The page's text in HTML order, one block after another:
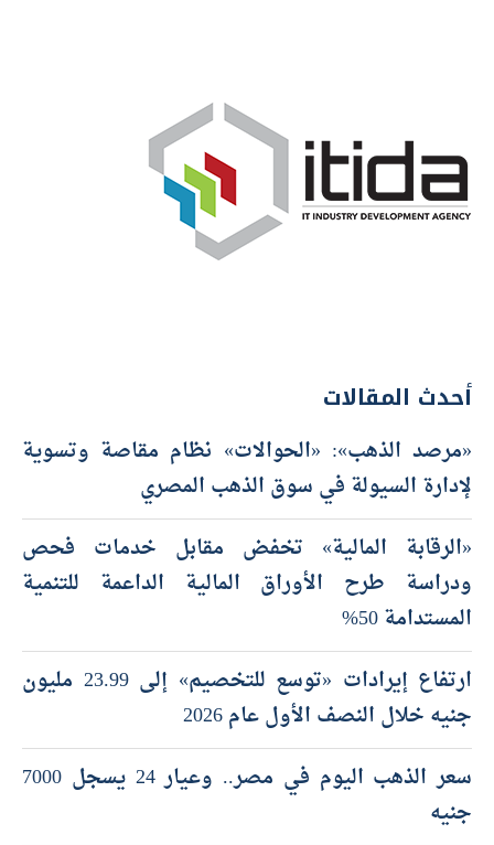
أحدث المقالات
«مرصد الذهب»: «الحوالات» نظام مقاصة وتسوية
لإدارة السيولة في سوق الذهب المصري
«الرقابة المالية» تخفض مقابل خدمات فحص
ودراسة طرح الأوراق المالية الداعمة للتنمية
المستدامة 50%
ارتفاع إيرادات «توسع للتخصيم» إلى 23.99 مليون
جنيه خلال النصف الأول عام 2026
سعر الذهب اليوم في مصر.. وعيار 24 يسجل 7000
جنيه